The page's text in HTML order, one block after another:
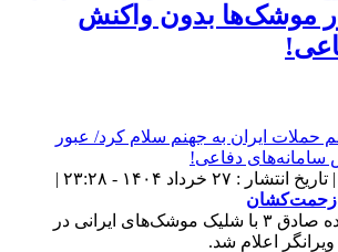
موشک‌ها بدون واکنش
شناسه خبر : 167114 | تاریخ انتشار : ۲۷ خرداد ۱۴۰۴ - ۲۳:۲۸ |
زحمت‌کشان
موج دهم عملیات وعده صادق ۳ با شلیک موشک‌های ایرانی در
اعلام شد.